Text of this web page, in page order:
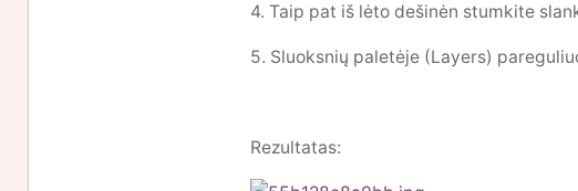
4. Taip pat iš lėto dešinėn stumkite
5. Sluoksnių paletėje (Layers)
Rezultatas: